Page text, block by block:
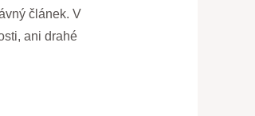
článek. V
ani drahé